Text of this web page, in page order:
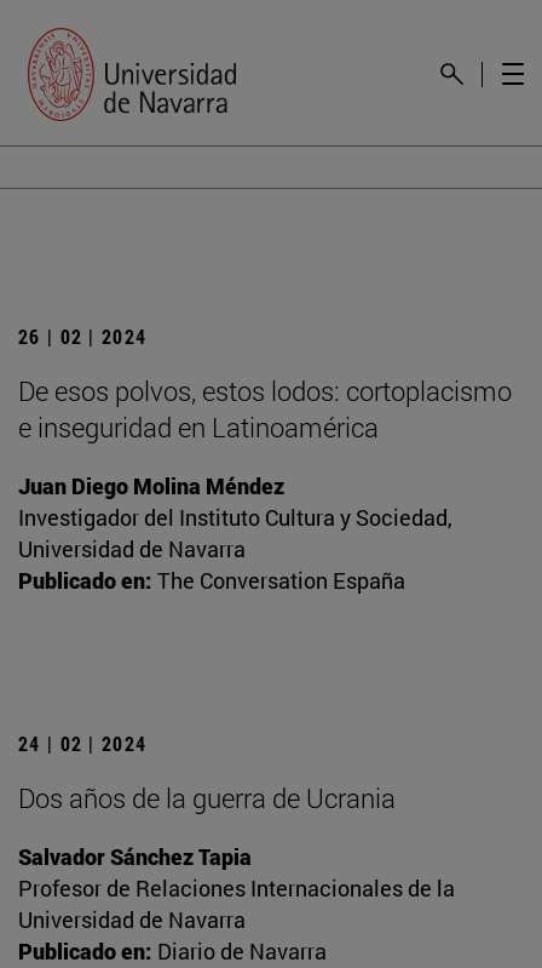
26 | 02 | 2024
De esos polvos, estos lodos: cortoplacismo
e inseguridad en Latinoamérica
Juan Diego Molina Méndez
Investigador del Instituto Cultura y Sociedad,
Universidad de Navarra
Publicado en: The Conversation España
24 | 02 | 2024
Dos años de la guerra de Ucrania
Salvador Sánchez Tapia
Profesor de Relaciones Internacionales de la
Universidad de Navarra
Publicado en: Diario de Navarra